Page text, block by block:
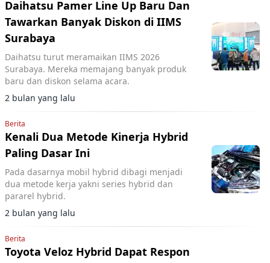
Daihatsu Pamer Line Up Baru Dan
Tawarkan Banyak Diskon di IIMS
Surabaya
Daihatsu turut meramaikan IIMS 2026
Surabaya. Mereka memajang banyak produk
baru dan diskon selama acara.
2 bulan yang lalu
Berita
Kenali Dua Metode Kinerja Hybrid
Paling Dasar Ini
Pada dasarnya mobil hybrid dibagi menjadi
dua metode kerja yakni series hybrid dan
pararel hybrid.
2 bulan yang lalu
Berita
Toyota Veloz Hybrid Dapat Respon